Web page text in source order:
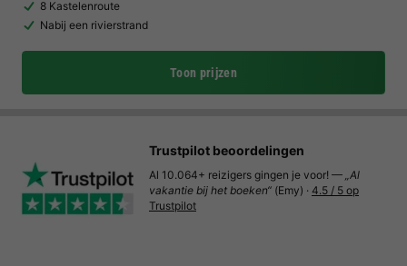
8 Kastelenroute
Nabij een rivierstrand
Toon prijzen
Trustpilot beoordelingen
Al 10.064+ reizigers gingen je voor! — „Al
vakantie bij het boeken“ (Emy) · 4.5 / 5 op
Trustpilot